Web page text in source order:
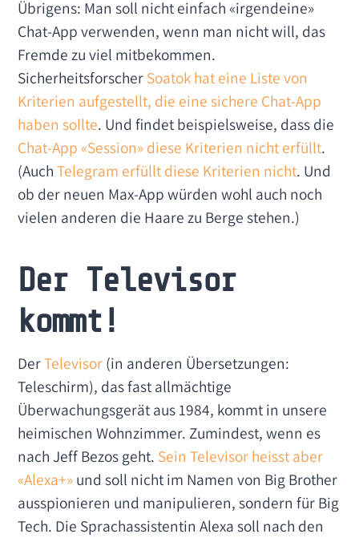
Übrigens: Man soll nicht einfach «irgendeine»
Chat-App verwenden, wenn man nicht will, das
Fremde zu viel mitbekommen.
SicherheitsforscherSoatok hat eine Liste von
Kriterien aufgestellt, die eine sichere Chat-App
haben sollte. Und findet beispielsweise, dass die
Chat-App «Session» diese Kriterien nicht erfüllt.
(AuchTelegram erfüllt diese Kriterien nicht. Und
ob der neuen Max-App würden wohl auch noch
vielen anderen die Haare zu Berge stehen.)
Der Televisor
kommt!
DerTelevisor(in anderen Übersetzungen:
Teleschirm), das fast allmächtige
Überwachungsgerät aus 1984, kommt in unsere
heimischen Wohnzimmer. Zumindest, wenn es
nach Jeff Bezos geht. Sein Televisor heisst aber
«Alexa+»und soll nicht im Namen von Big Brother
ausspionieren und manipulieren, sondern für Big
Tech. Die Sprachassistentin Alexa soll nach den